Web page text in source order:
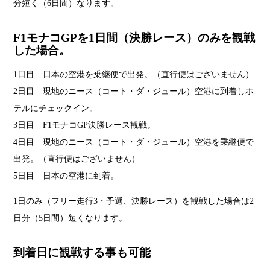
分短く（6日間）なります。
F1モナコGPを1日間（決勝レース）のみを観戦
した場合。
1日目 日本の空港を乗継便で出発。（直行便はございません）
2日目 現地のニース（コート・ダ・ジュール）空港に到着しホ
テルにチェックイン。
3日目 F1モナコGP決勝レース観戦。
4日目 現地のニース（コート・ダ・ジュール）空港を乗継便で
出発。（直行便はございません）
5日目 日本の空港に到着。
1日のみ（フリー走行3・予選、決勝レース）を観戦した場合は2
日分（5日間）短くなります。
到着日に観戦する事も可能